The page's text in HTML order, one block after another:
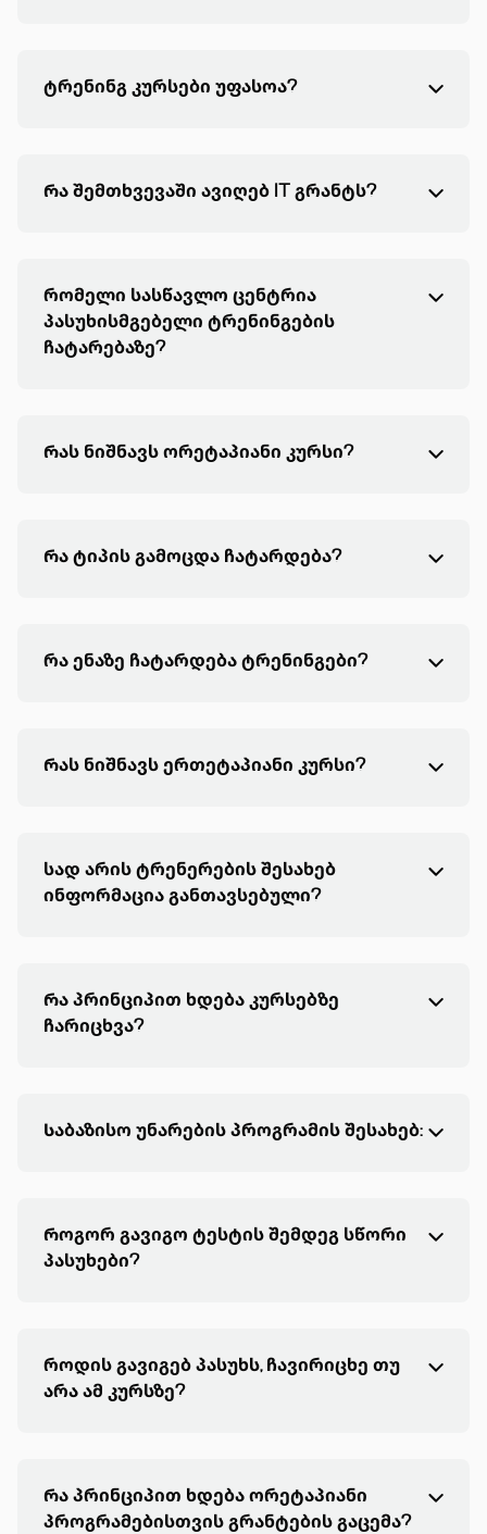
ტრენინგ კურსები უფასოა?
Რა შემთხვევაში ავიღებ IT გრანტს?
რომელი სასწავლო ცენტრია
პასუხისმგებელი ტრენინგების
ჩატარებაზე?
Რას ნიშნავს ორეტაპიანი კურსი?
Რა ტიპის გამოცდა ჩატარდება?
რა ენაზე ჩატარდება ტრენინგები?
Რას ნიშნავს ერთეტაპიანი კურსი?
სად არის ტრენერების შესახებ
ინფორმაცია განთავსებული?
Რა პრინციპით ხდება კურსებზე
ჩარიცხვა?
Საბაზისო უნარების პროგრამის შესახებ:
Როგორ გავიგო ტესტის შემდეგ სწორი
პასუხები?
როდის გავიგებ პასუხს, ჩავირიცხე თუ
არა ამ კურსზე?
Რა პრინციპით ხდება ორეტაპიანი
პროგრამებისთვის გრანტების გაცემა?